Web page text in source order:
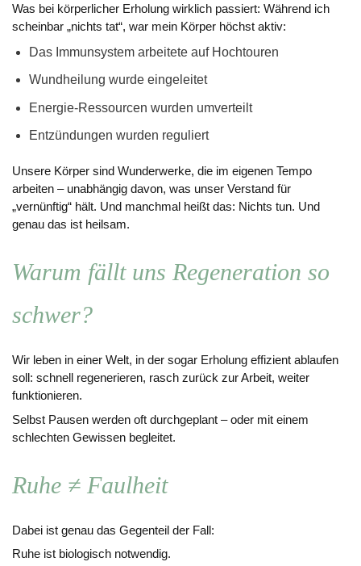
Was bei körperlicher Erholung wirklich passiert: Während ich
scheinbar „nichts tat“, war mein Körper höchst aktiv:
Das Immunsystem arbeitete auf Hochtouren
Wundheilung wurde eingeleitet
Energie-Ressourcen wurden umverteilt
Entzündungen wurden reguliert
Unsere Körper sind Wunderwerke, die im eigenen Tempo
arbeiten – unabhängig davon, was unser Verstand für
„vernünftig“ hält. Und manchmal heißt das: Nichts tun. Und
genau das ist heilsam.
Warum fällt uns Regeneration so
schwer?
Wir leben in einer Welt, in der sogar Erholung effizient ablaufen
soll: schnell regenerieren, rasch zurück zur Arbeit, weiter
funktionieren.
Selbst Pausen werden oft durchgeplant – oder mit einem
schlechten Gewissen begleitet.
Ruhe ≠ Faulheit
Dabei ist genau das Gegenteil der Fall:
Ruhe ist biologisch notwendig.